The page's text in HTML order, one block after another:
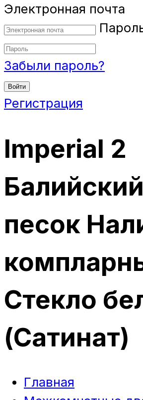
Электронная почта
Забыли пароль?
Войти
Регистрация
Imperial 2
Балийский
песок
Стекло
(Сатинат)
Главная